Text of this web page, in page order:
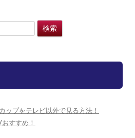
ップをテレビ以外で見る方法！
すすめ！